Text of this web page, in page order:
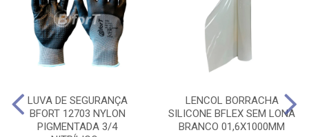
LUVA DE SEGURANÇA
BFORT 12703 NYLON
PIGMENTADA 3/4
LENCOL BORRACHA
SILICONE BFLEX SEM LONA
BRANCO 01,6X1000MM